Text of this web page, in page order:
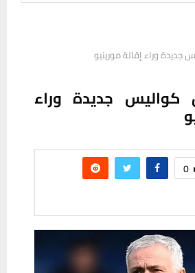
وراء إقالة مورينيو
جديدة وراء
0